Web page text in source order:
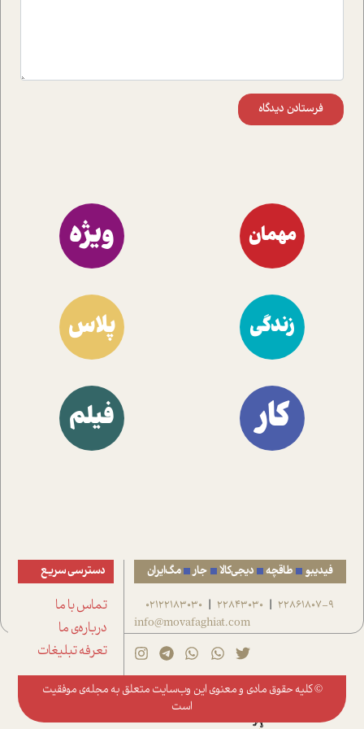
فرستادن دیدگاه
مهمان ویژه
زندگی پلاس
کار فیلم
فیدیبو طاقچه دیجی‌کالا جار مگ‌ایران
22861807-9
|
22843030
|
02122183030
info@movafaghiat.com
دسترسی سریع
تماس با ما
درباره‌ی ما
تعرفه تبلیغات
© کلیه حقوق مادی و معنوی این وب‌سایت متعلق به مجله‌ی موفقیت
است